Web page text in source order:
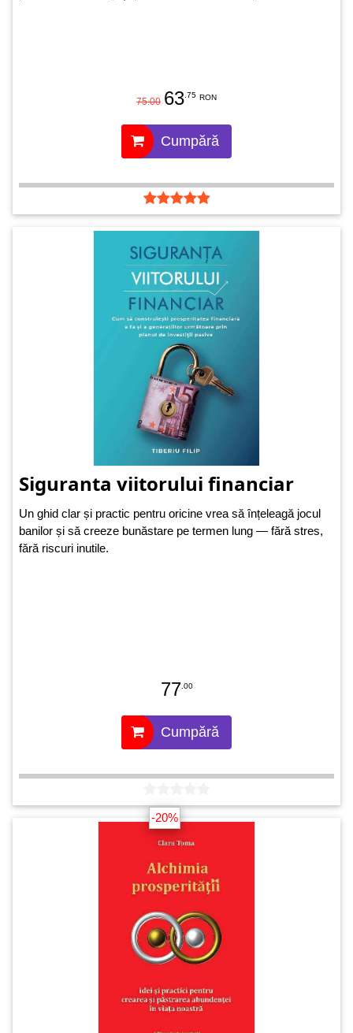
75.00 63 .75 RON
Cumpără
Siguranta viitorului financiar
Un ghid clar și practic pentru oricine vrea să înțeleagă jocul
banilor și să creeze bunăstare pe termen lung — fără stres,
fără riscuri inutile.
77.00
Cumpără
-20%